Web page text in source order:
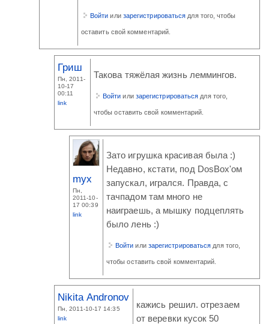
Войти или зарегистрироваться для того, чтобы
оставить свой комментарий.
Гриш
Пн, 2011-
10-17
00:11
link
Такова тяжёлая жизнь леммингов.
Войти или зарегистрироваться для того,
чтобы оставить свой комментарий.
myx
Пн,
2011-10-
17 00:39
link
Зато игрушка красивая была :)
Недавно, кстати, под DosBox'ом
запускал, игрался. Правда, с
тачпадом там много не
наиграешь, а мышку подцеплять
было лень :)
Войти или зарегистрироваться для того,
чтобы оставить свой комментарий.
Nikita Andronov
Пн, 2011-10-17 14:35
link
кажись решил. отрезаем
от веревки кусок 50